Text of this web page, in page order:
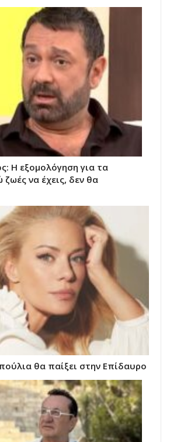
Η εξομολόγηση για τα
ζωές να έχεις, δεν θα
θα παίξει στην Επίδαυρο